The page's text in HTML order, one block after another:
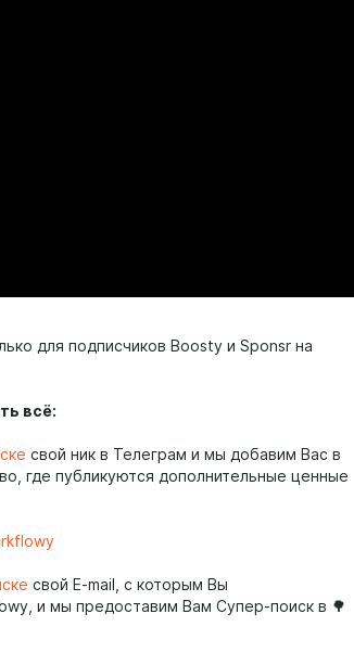
для подписчиков Boosty и Sponsr на
всё:
свой ник в Телеграм и мы добавим Вас в
где публикуются дополнительные ценные
свой E-mail, с которым Вы
и мы предоставим Вам Супер-поиск в 🌳